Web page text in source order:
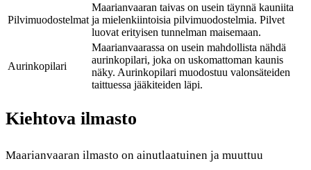
Pilvimuodostelmat
Maarianvaaran taivas on usein täynnä kauniita
ja mielenkiintoisia pilvimuodostelmia. Pilvet
luovat erityisen tunnelman maisemaan.
Aurinkopilari
Maarianvaarassa on usein mahdollista nähdä
aurinkopilari, joka on uskomattoman kaunis
näky. Aurinkopilari muodostuu valonsäteiden
taittuessa jääkiteiden läpi.
Kiehtova ilmasto
Maarianvaaran ilmasto on ainutlaatuinen ja muuttuu